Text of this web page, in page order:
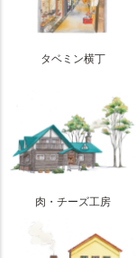
タベミン横丁
肉・チーズ工房